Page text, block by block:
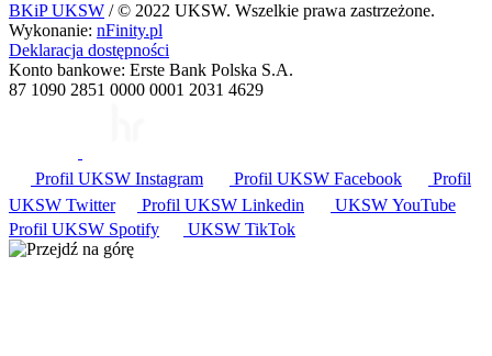
BKiP UKSW / © 2022 UKSW. Wszelkie prawa zastrzeżone.
Wykonanie: nFinity.pl
Deklaracja dostępności
Konto bankowe: Erste Bank Polska S.A.
87 1090 2851 0000 0001 2031 4629
Profil UKSW Instagram Profil UKSW Facebook
Profil
UKSW Twitter Profil UKSW Linkedin UKSW YouTube
Profil UKSW Spotify UKSW TikTok